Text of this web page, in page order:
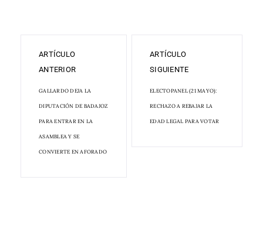
ARTÍCULO
ANTERIOR
GALLARDO DEJA LA
DIPUTACIÓN DE BADAJOZ
PARA ENTRAR EN LA
ASAMBLEA Y SE
CONVIERTE EN AFORADO
ARTÍCULO
SIGUIENTE
ELECTOPANEL (21 MAYO):
RECHAZO A REBAJAR LA
EDAD LEGAL PARA VOTAR